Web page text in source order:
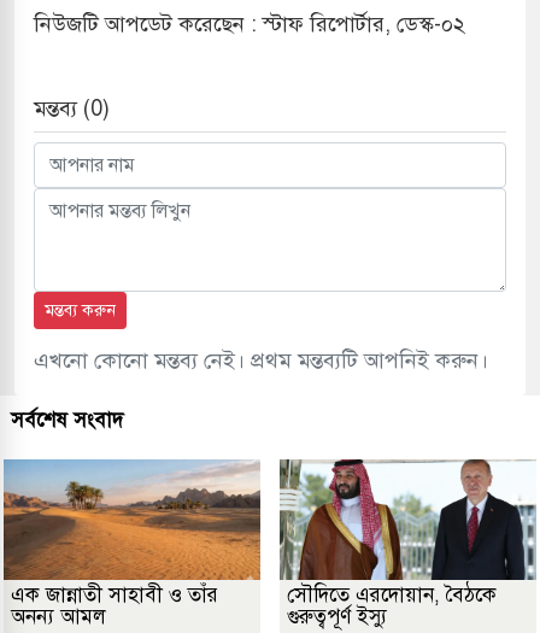
নিউজটি আপডেট করেছেন : স্টাফ রিপোর্টার, ডেস্ক-০২
মন্তব্য (0)
মন্তব্য করুন
এখনো কোনো মন্তব্য নেই। প্রথম মন্তব্যটি আপনিই করুন।
সর্বশেষ সংবাদ
এক জান্নাতী সাহাবী ও তাঁর
অনন্য আমল
সৌদিতে এরদোয়ান, বৈঠকে
গুরুত্বপূর্ণ ইস্যু